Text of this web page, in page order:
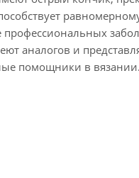
профессиональных
аналогов и
помощники в вязании.